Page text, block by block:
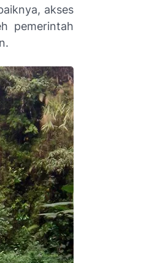
akses
pemerintah